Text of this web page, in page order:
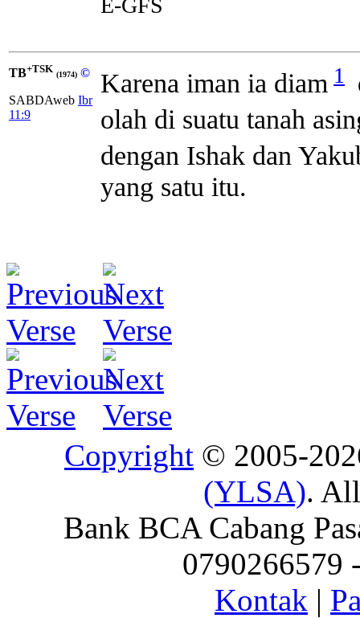
E-GFS
TB+TSK (1974) ©
SABDAweb Ibr
11:9
Karena iman ia diam 1
olah di suatu tanah
dengan Ishak dan
yang satu itu.
Copyright © 2005-
(YLSA).
Bank BCA Cabang
0790266579
Kontak |